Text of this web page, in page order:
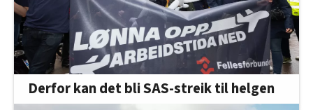
Derfor kan det bli SAS-streik til helgen